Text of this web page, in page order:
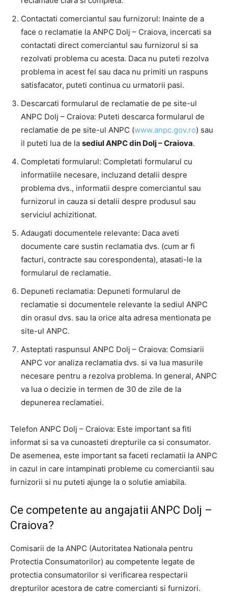
Contactati comerciantul sau furnizorul: Inainte de a
face o reclamatie la ANPC Dolj – Craiova, incercati sa
contactati direct comerciantul sau furnizorul si sa
rezolvati problema cu acesta. Daca nu puteti rezolva
problema in acest fel sau daca nu primiti un raspuns
satisfacator, puteti continua cu urmatorii pasi.
Descarcati formularul de reclamatie de pe site-ul
ANPC Dolj – Craiova: Puteti descarca formularul de
reclamatie de pe site-ul ANPC (www.anpc.gov.ro) sau
il puteti lua de la sediul ANPC din Dolj – Craiova.
Completati formularul: Completati formularul cu
informatiile necesare, incluzand detalii despre
problema dvs., informatii despre comerciantul sau
furnizorul in cauza si detalii despre produsul sau
serviciul achizitionat.
Adaugati documentele relevante: Daca aveti
documente care sustin reclamatia dvs. (cum ar fi
facturi, contracte sau corespondenta), atasati-le la
formularul de reclamatie.
Depuneti reclamatia: Depuneti formularul de
reclamatie si documentele relevante la sediul ANPC
din orasul dvs. sau la orice alta adresa mentionata pe
site-ul ANPC.
Asteptati raspunsul ANPC Dolj – Craiova: Comsiarii
ANPC vor analiza reclamatia dvs. si va lua masurile
necesare pentru a rezolva problema. In general, ANPC
va lua o decizie in termen de 30 de zile de la
depunerea reclamatiei.
Telefon ANPC Dolj – Craiova: Este important sa fiti
informat si sa va cunoasteti drepturile ca si consumator.
De asemenea, este important sa faceti reclamatii la ANPC
in cazul in care intampinati probleme cu comerciantii sau
furnizorii si nu puteti ajunge la o solutie amiabila.
Ce competente au angajatii ANPC Dolj –
Craiova?
Comisarii de la ANPC (Autoritatea Nationala pentru
Protectia Consumatorilor) au competente legate de
protectia consumatorilor si verificarea respectarii
drepturilor acestora de catre comercianti si furnizori.